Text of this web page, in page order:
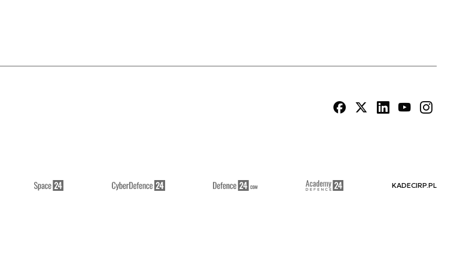
KADECIRP.PL